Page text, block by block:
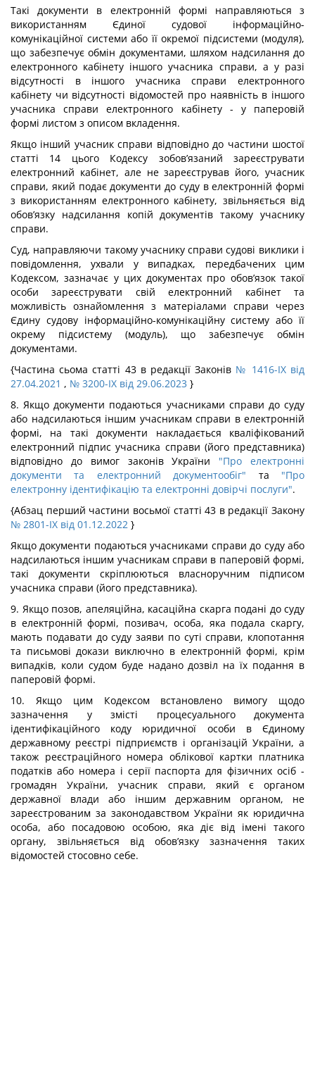
Такі документи в електронній формі направляються з
використанням Єдиної судової інформаційно-
комунікаційної системи або її окремої підсистеми (модуля),
що забезпечує обмін документами, шляхом надсилання до
електронного кабінету іншого учасника справи, а у разі
відсутності в іншого учасника справи електронного
кабінету чи відсутності відомостей про наявність в іншого
учасника справи електронного кабінету - у паперовій
формі листом з описом вкладення.
Якщо інший учасник справи відповідно до частини шостої
статті 14 цього Кодексу зобов’язаний зареєструвати
електронний кабінет, але не зареєстрував його, учасник
справи, який подає документи до суду в електронній формі
з використанням електронного кабінету, звільняється від
обов’язку надсилання копій документів такому учаснику
справи.
Суд, направляючи такому учаснику справи судові виклики і
повідомлення, ухвали у випадках, передбачених цим
Кодексом, зазначає у цих документах про обов’язок такої
особи зареєструвати свій електронний кабінет та
можливість ознайомлення з матеріалами справи через
Єдину судову інформаційно-комунікаційну систему або її
окрему підсистему (модуль), що забезпечує обмін
документами.
{Частина сьома статті 43 в редакції Законів № 1416-IX від
27.04.2021 , № 3200-IX від 29.06.2023 }
8. Якщо документи подаються учасниками справи до суду
або надсилаються іншим учасникам справи в електронній
формі, на такі документи накладається кваліфікований
електронний підпис учасника справи (його представника)
відповідно до вимог законів України "Про електронні
документи та електронний документообіг" та "Про
електронну ідентифікацію та електронні довірчі послуги".
{Абзац перший частини восьмої статті 43 в редакції Закону
№ 2801-IX від 01.12.2022 }
Якщо документи подаються учасниками справи до суду або
надсилаються іншим учасникам справи в паперовій формі,
такі документи скріплюються власноручним підписом
учасника справи (його представника).
9. Якщо позов, апеляційна, касаційна скарга подані до суду
в електронній формі, позивач, особа, яка подала скаргу,
мають подавати до суду заяви по суті справи, клопотання
та письмові докази виключно в електронній формі, крім
випадків, коли судом буде надано дозвіл на їх подання в
паперовій формі.
10. Якщо цим Кодексом встановлено вимогу щодо
зазначення у змісті процесуального документа
ідентифікаційного коду юридичної особи в Єдиному
державному реєстрі підприємств і організацій України, а
також реєстраційного номера облікової картки платника
податків або номера і серії паспорта для фізичних осіб -
громадян України, учасник справи, який є органом
державної влади або іншим державним органом, не
зареєстрованим за законодавством України як юридична
особа, або посадовою особою, яка діє від імені такого
органу, звільняється від обов’язку зазначення таких
відомостей стосовно себе.